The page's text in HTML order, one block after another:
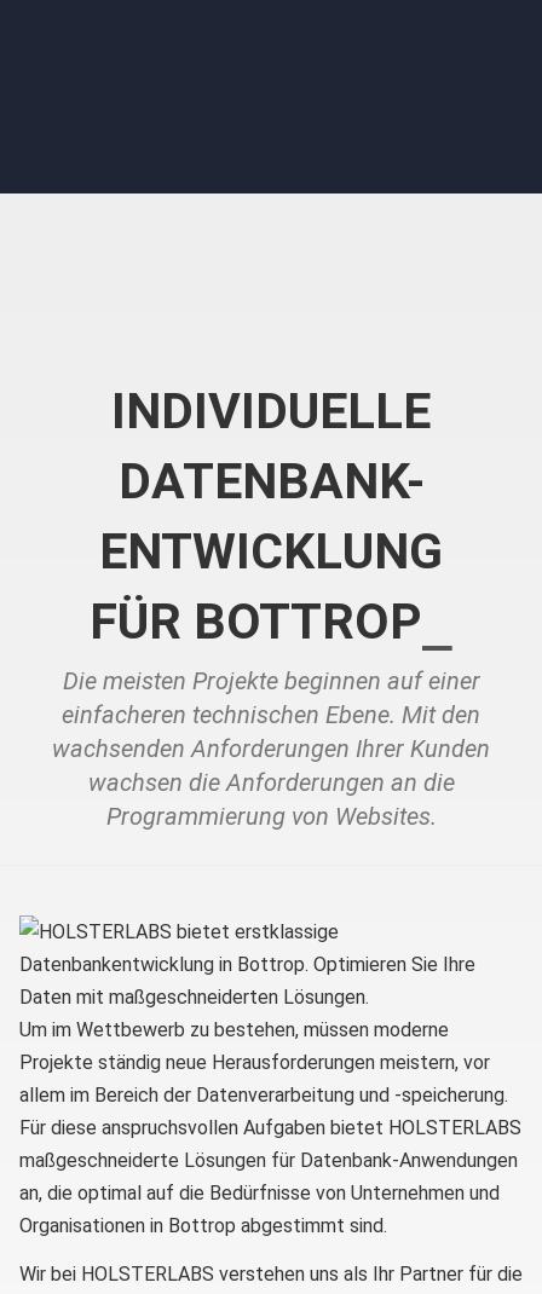
INDIVIDUELLE
DATENBANK-
ENTWICKLUNG
FÜR BOTTROP
Die meisten Projekte beginnen auf einer
einfacheren technischen Ebene. Mit den
wachsenden Anforderungen Ihrer Kunden
wachsen die Anforderungen an die
Programmierung von Websites.
Um im Wettbewerb zu bestehen, müssen moderne
Projekte ständig neue Herausforderungen meistern, vor
allem im Bereich der Datenverarbeitung und -speicherung.
Für diese anspruchsvollen Aufgaben bietet HOLSTERLABS
maßgeschneiderte Lösungen für Datenbank-Anwendungen
an, die optimal auf die Bedürfnisse von Unternehmen und
Organisationen in Bottrop abgestimmt sind.
Wir bei HOLSTERLABS verstehen uns als Ihr Partner für die